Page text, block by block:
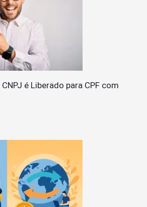
é Liberado para CPF com